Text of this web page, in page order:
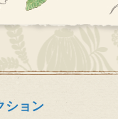
ション